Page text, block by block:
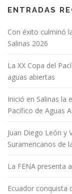
ENTRADAS
Con éxito culminó
Salinas 2026
La XX Copa del
aguas abiertas
Inició en Salinas la
Pacífico de Aguas
Juan Diego León y
Suramericanos de
La FENA presenta
Ecuador conquista